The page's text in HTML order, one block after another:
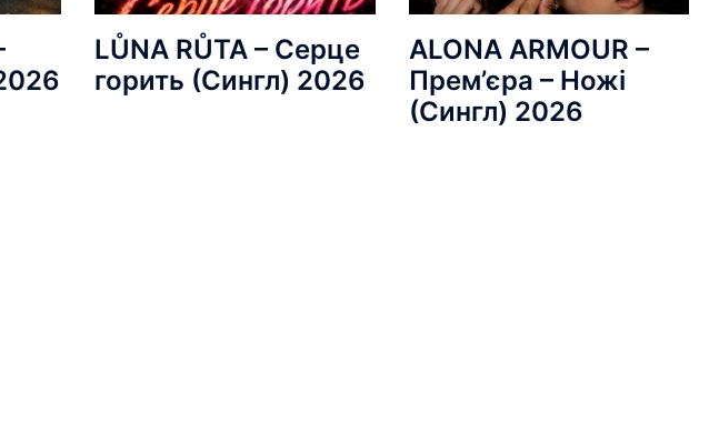
LŮNA RŮTA – Серце
горить (Сингл) 2026
ALONA ARMOUR –
Прем’єра – Ножі
(Сингл) 2026